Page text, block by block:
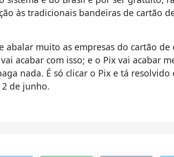
às tradicionais bandeiras de cartão
abalar muito as empresas do cartão de
acabar com isso; e o Pix vai acabar
nada. É só clicar o Pix e tá resolvido
de junho.